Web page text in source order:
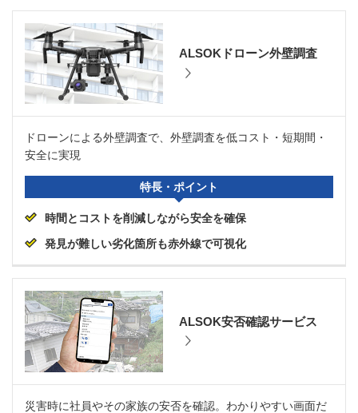
ALSOKドローン外壁調査
ドローンによる外壁調査で、外壁調査を低コスト・短期間・
安全に実現
特長・ポイント
時間とコストを削減しながら安全を確保
発見が難しい劣化箇所も赤外線で可視化
ALSOK安否確認サービス
災害時に社員やその家族の安否を確認。わかりやすい画面だ